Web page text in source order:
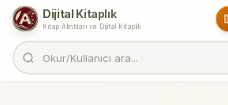
Dijital Kitaplık
Kitap Alıntıları ve Dijital Kitaplık